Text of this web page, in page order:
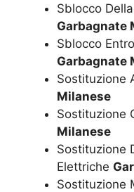
Sblocco
Garbagnate
Sblocco
Garbagnate
Sostituzione
Milanese
Sostituzione
Milanese
Sostituzione
Elettriche
Sostituzione